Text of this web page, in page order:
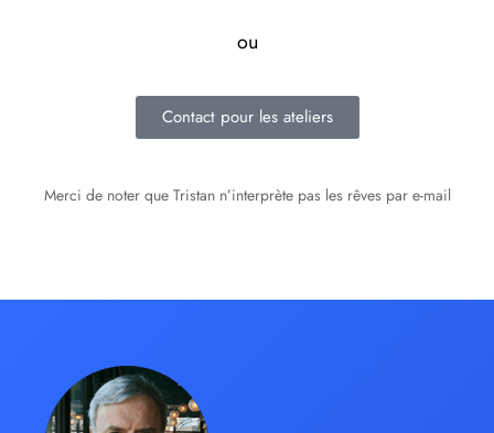
ou
Contact pour les ateliers
Merci de noter que Tristan n’interprète pas les rêves par e-mail